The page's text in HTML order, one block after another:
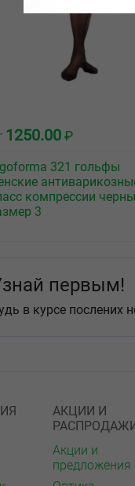
1250.00 ₽
321 гольфы
компрессии
3
первым!
в курсе послених
АКЦИИ И
Акции и
предложения